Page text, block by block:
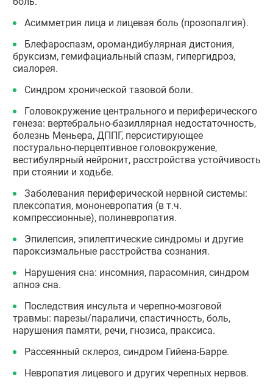
Асимметрия лица и лицевая боль (прозопалгия).
Блефароспазм, оромандибулярная дистония,
бруксизм, гемифациальный спазм, гипергидроз,
сиалорея.
Синдром хронической тазовой боли.
Головокружение центрального и периферического
генеза: вертебрально-базиллярная недостаточность,
болезнь Меньера, ДППГ, персистирующее
постурально-перцептивное головокружение,
вестибулярный нейронит, расстройства устойчивость
при стоянии и ходьбе.
Заболевания периферической нервной системы:
плексопатия, мононевропатия (в т.ч.
компрессионные), полиневропатия.
Эпилепсия, эпилептические синдромы и другие
пароксизмальные расстройства сознания.
Нарушения сна: инсомния, парасомния, синдром
апноэ сна.
Последствия инсульта и черепно-мозговой
травмы: парезы/параличи, спастичность, боль,
нарушения памяти, речи, гнозиса, праксиса.
Рассеянный склероз, синдром Гийена-Барре.
Невропатия лицевого и других черепных нервов.